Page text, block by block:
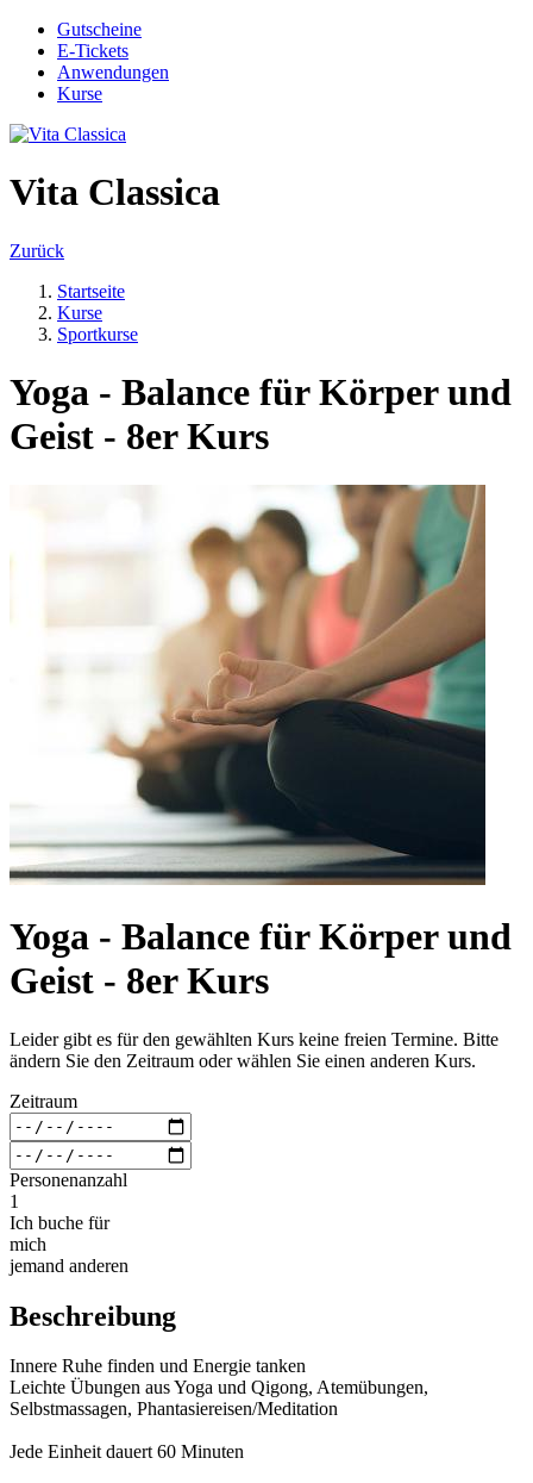
Gutscheine
E-Tickets
Anwendungen
Kurse
Vita Classica
Zurück
Startseite
Kurse
Sportkurse
Yoga - Balance für Körper und
Geist - 8er Kurs
Yoga - Balance für Körper und
Geist - 8er Kurs
Leider gibt es für den gewählten Kurs keine freien Termine. Bitte
ändern Sie den Zeitraum oder wählen Sie einen anderen Kurs.
Zeitraum
Personenanzahl
1
Ich buche für
mich
jemand anderen
Beschreibung
Innere Ruhe finden und Energie tanken
Leichte Übungen aus Yoga und Qigong, Atemübungen,
Selbstmassagen, Phantasiereisen/Meditation
Jede Einheit dauert 60 Minuten